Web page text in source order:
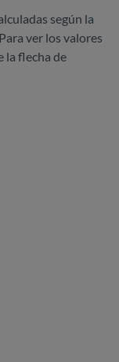
según la
ver los valores
la flecha de